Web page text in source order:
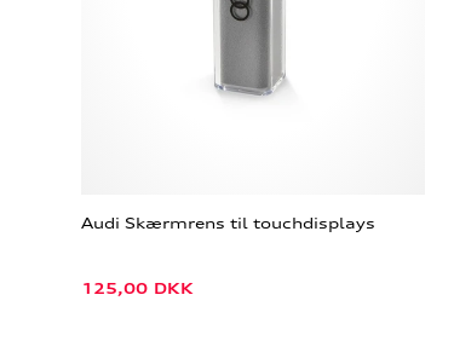
Audi Skærmrens til touchdisplays
125,00 DKK